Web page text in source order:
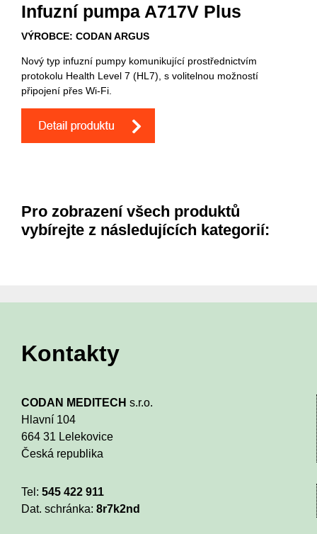
Infuzní pumpa A717V Plus
VÝROBCE: CODAN ARGUS
Nový typ infuzní pumpy komunikující prostřednictvím
protokolu Health Level 7 (HL7), s volitelnou možností
připojení přes Wi-Fi.
Pro zobrazení všech produktů
vybírejte z následujících kategorií:
Kontakty
CODAN MEDITECH s.r.o.
Hlavní 104
664 31 Lelekovice
Česká republika
Tel: 545 422 911
Dat. schránka: 8r7k2nd